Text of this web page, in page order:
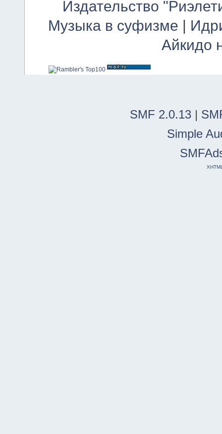
Издательство
Музыка в суфизме |
Айкидо
SMF 2.0.13 |
Simple